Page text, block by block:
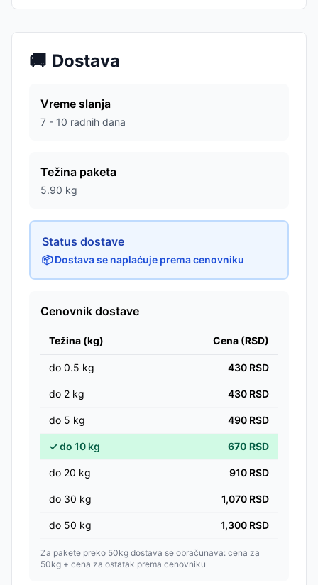
🚚 Dostava
Vreme slanja
7 - 10 radnih dana
Težina paketa
5.90 kg
Status dostave
📦 Dostava se naplaćuje prema cenovniku
Cenovnik dostave
Težina (kg) Cena (RSD)
do 0.5 kg 430 RSD
do 2 kg 430 RSD
do 5 kg 490 RSD
✓do 10 kg 670 RSD
do 20 kg 910 RSD
do 30 kg 1,070 RSD
do 50 kg 1,300 RSD
Za pakete preko 50kg dostava se obračunava: cena za
50kg + cena za ostatak prema cenovniku